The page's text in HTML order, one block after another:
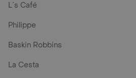
L´s Café
Philippe
Baskin Robbins
La Cesta